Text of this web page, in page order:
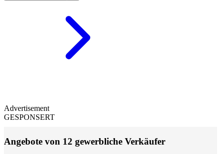
Advertisement
GESPONSERT
Angebote von 12 gewerbliche Verkäufer